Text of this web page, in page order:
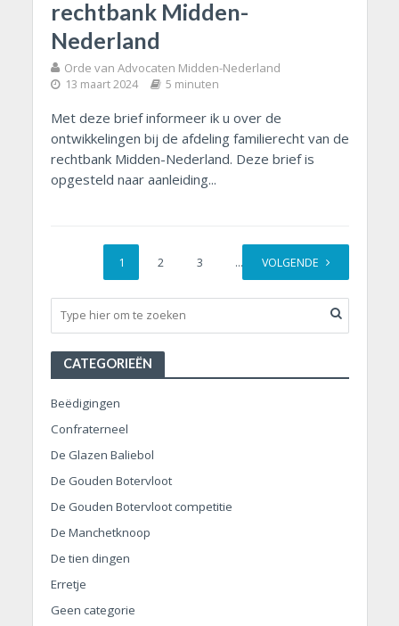
rechtbank Midden-
Nederland
Orde van Advocaten Midden-Nederland
13 maart 2024 5 minuten
Met deze brief informeer ik u over de
ontwikkelingen bij de afdeling familierecht van de
rechtbank Midden-Nederland. Deze brief is
opgesteld naar aanleiding...
1 2 3 … 7
VOLGENDE
CATEGORIEËN
Beëdigingen
Confraterneel
De Glazen Baliebol
De Gouden Botervloot
De Gouden Botervloot competitie
De Manchetknoop
De tien dingen
Erretje
Geen categorie